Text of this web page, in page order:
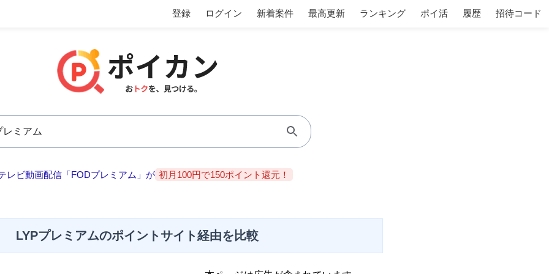
登録 ログイン 新着案件 最高更新 ランキング ポイ活 履歴 招待コード
レビ動画配信「FODプレミアム」が 初月100円で150ポイント還元！
LYPプレミアムのポイントサイト経由を比較